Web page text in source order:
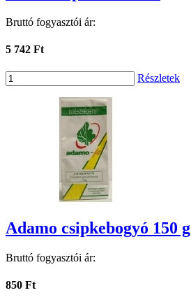
Bruttó fogyasztói ár:
5 742 Ft
Részletek
Adamo csipkebogyó 150 g
Bruttó fogyasztói ár:
850 Ft